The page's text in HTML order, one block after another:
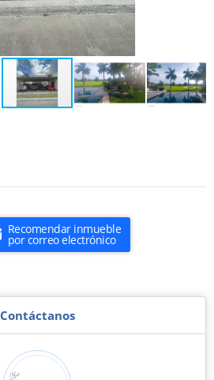
Recomendar inmueble
por correo electrónico
Contáctanos